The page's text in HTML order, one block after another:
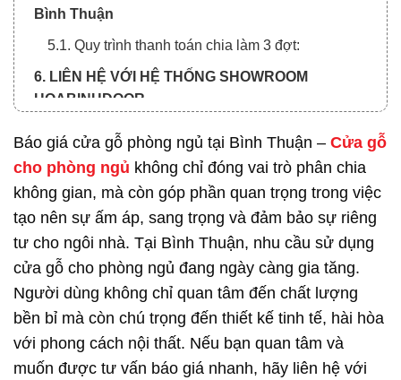
Bình Thuận
5.1. Quy trình thanh toán chia làm 3 đợt:
6. LIÊN HỆ VỚI HỆ THỐNG SHOWROOM
HOABINHDOOR
Báo giá cửa gỗ phòng ngủ tại Bình Thuận – Cửa gỗ
cho phòng ngủ không chỉ đóng vai trò phân chia
không gian, mà còn góp phần quan trọng trong việc
tạo nên sự ấm áp, sang trọng và đảm bảo sự riêng
tư cho ngôi nhà. Tại Bình Thuận, nhu cầu sử dụng
cửa gỗ cho phòng ngủ đang ngày càng gia tăng.
Người dùng không chỉ quan tâm đến chất lượng
bền bỉ mà còn chú trọng đến thiết kế tinh tế, hài hòa
với phong cách nội thất. Nếu bạn quan tâm và
muốn được tư vấn báo giá nhanh, hãy liên hệ với